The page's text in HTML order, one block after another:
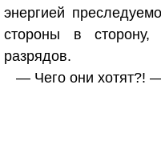
энергией
стороны в
разрядов.
— Чего они хотят?!